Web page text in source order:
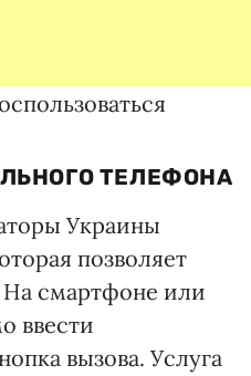
ТЕЛЕФОНА
Украины
позволяет
На смартфоне или
ввести
вызова. Услуга